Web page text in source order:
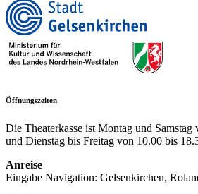
Öffnungszeiten
Die Theaterkasse ist Montag und
und Dienstag bis Freitag von 10.00 bis
Anreise
Eingabe Navigation: Gelsenkirchen,